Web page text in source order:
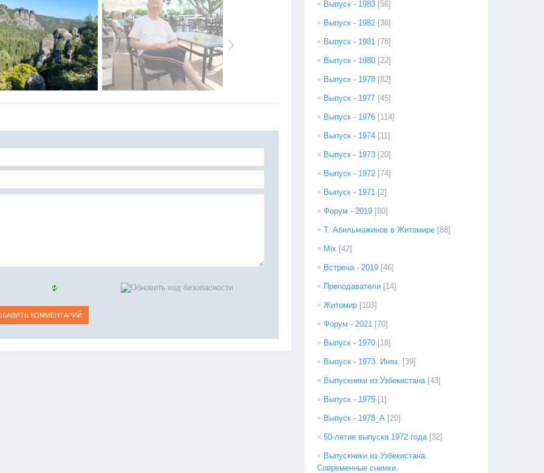
Выпуск - 1983 [56]
Выпуск - 1982 [38]
Выпуск - 1981 [78]
Выпуск - 1980 [22]
Выпуск - 1978 [82]
Выпуск - 1977 [45]
Выпуск - 1976 [114]
Выпуск - 1974 [11]
Выпуск - 1973 [20]
Выпуск - 1972 [74]
Выпуск - 1971 [2]
Форум - 2019 [80]
Т. Абильмажинов в Житомире [88]
Mix [42]
Встреча - 2019 [46]
Преподаватели [14]
Житомир [103]
Форум - 2021 [70]
Выпуск - 1970 [18]
Выпуск - 1973. Иняз. [39]
Выпускники из Узбекистана [43]
Выпуск - 1975 [1]
Выпуск - 1978_А [20]
50-летие выпуска 1972 года [32]
Выпускники из Узбекистана.
Современные снимки.